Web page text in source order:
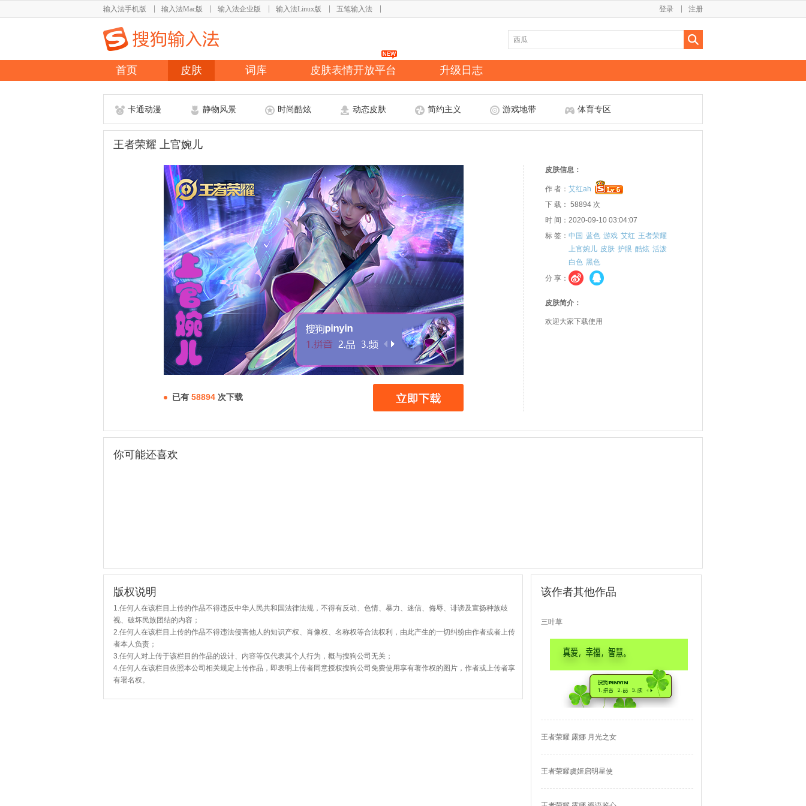
输入法手机版 输入法Mac版 输入法企业版 输入法Linux版 五笔输入法 注册
登录
首页 皮肤 词库 皮肤表情开放平台 升级日志
卡通动漫 静物风景 时尚酷炫 动态皮肤 简约主义 游戏地带 体育专区
王者荣耀 上官婉儿
已有 58894 次下载
皮肤信息：
作 者： 艾红ah
下 载： 58894 次
时 间：2020-09-10 03:04:07
标 签： 中国 蓝色 游戏 艾红 王者荣耀
上官婉儿 皮肤 护眼 酷炫 活泼
白色 黑色
分 享：
皮肤简介：
欢迎大家下载使用
你可能还喜欢
版权说明
1.任何人在该栏目上传的作品不得违反中华人民共和国法律法规，不得有反动、色情、暴力、迷信、侮辱、诽谤及宣扬种族歧
视、破坏民族团结的内容；
2.任何人在该栏目上传的作品不得违法侵害他人的知识产权、肖像权、名称权等合法权利，由此产生的一切纠纷由作者或者上传
者本人负责；
3.任何人对上传于该栏目的作品的设计、内容等仅代表其个人行为，概与搜狗公司无关；
4.任何人在该栏目依照本公司相关规定上传作品，即表明上传者同意授权搜狗公司免费使用享有著作权的图片，作者或上传者享
有署名权。
该作者其他作品
三叶草
王者荣耀 露娜 月光之女
王者荣耀虞姬启明星使